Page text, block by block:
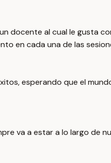
docente al cual le gusta
en cada una de las
esperando que el
va a estar a lo largo